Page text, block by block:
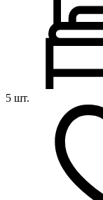
5 шт.